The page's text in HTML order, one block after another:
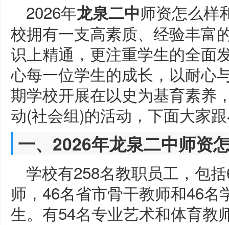
2026年龙泉二中师资怎么样
校拥有一支高素质、经验丰富
识上精通，更注重学生的全面
心每一位学生的成长，以耐心
期学校开展在以史为基育素养
动(社会组)的活动，下面大家
一、2026年龙泉二中师资
学校有258名教职员工，包
师，46名省市骨干教师和46
生。有54名专业艺术和体育教